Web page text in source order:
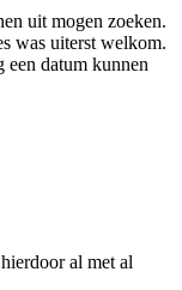
uit mogen zoeken.
was uiterst welkom.
datum kunnen
al met al